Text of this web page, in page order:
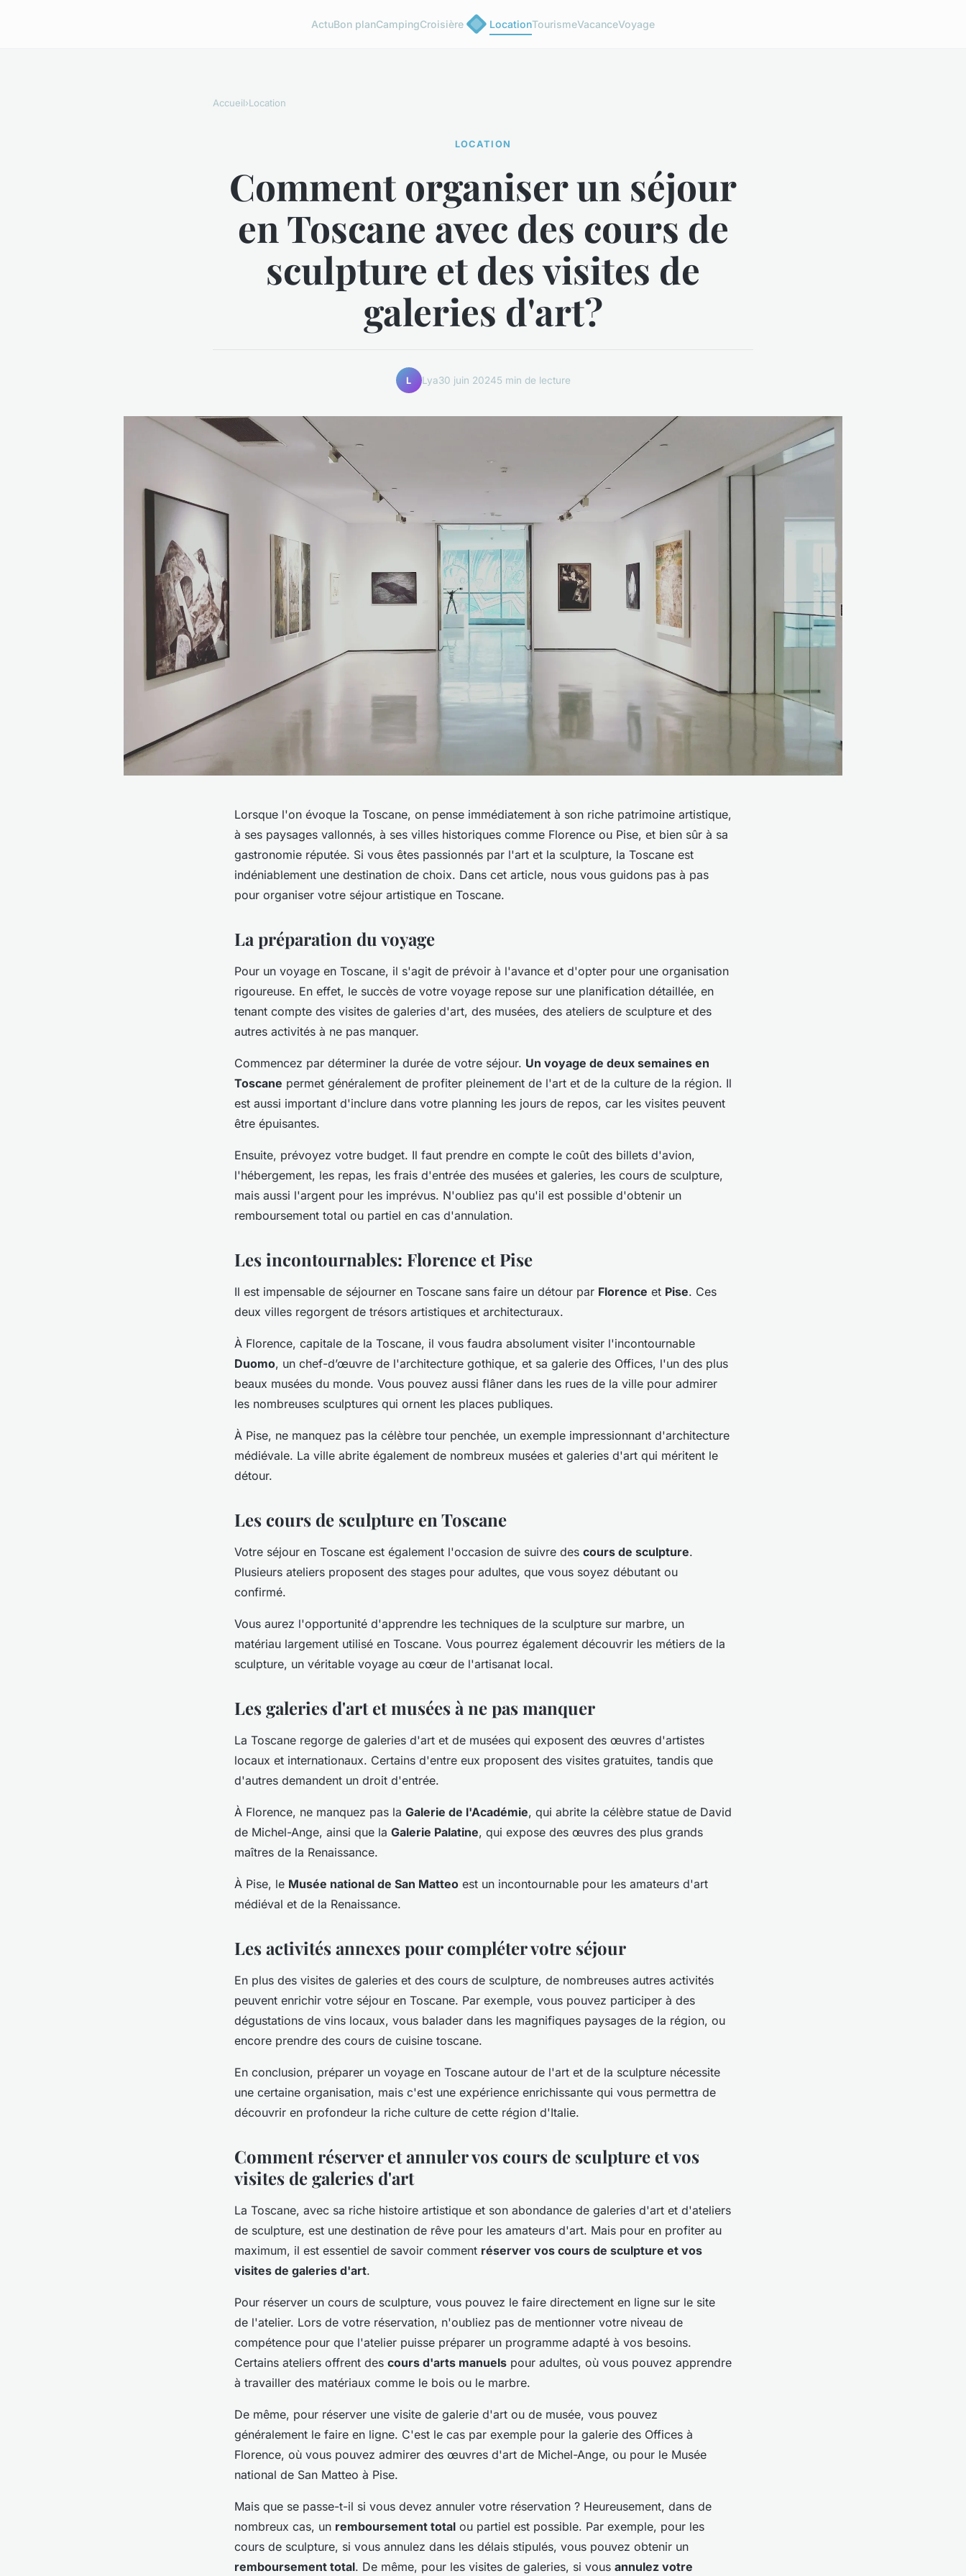
ActuBon planCampingCroisière LocationTourismeVacanceVoyage
Accueil›Location
LOCATION
Comment organiser un séjour
en Toscane avec des cours de
sculpture et des visites de
galeries d'art?
L Lya30 juin 20245 min de lecture
Lorsque l'on évoque la Toscane, on pense immédiatement à son riche patrimoine artistique,
à ses paysages vallonnés, à ses villes historiques comme Florence ou Pise, et bien sûr à sa
gastronomie réputée. Si vous êtes passionnés par l'art et la sculpture, la Toscane est
indéniablement une destination de choix. Dans cet article, nous vous guidons pas à pas
pour organiser votre séjour artistique en Toscane.
La préparation du voyage
Pour un voyage en Toscane, il s'agit de prévoir à l'avance et d'opter pour une organisation
rigoureuse. En effet, le succès de votre voyage repose sur une planification détaillée, en
tenant compte des visites de galeries d'art, des musées, des ateliers de sculpture et des
autres activités à ne pas manquer.
Commencez par déterminer la durée de votre séjour. Un voyage de deux semaines en
Toscane permet généralement de profiter pleinement de l'art et de la culture de la région. Il
est aussi important d'inclure dans votre planning les jours de repos, car les visites peuvent
être épuisantes.
Ensuite, prévoyez votre budget. Il faut prendre en compte le coût des billets d'avion,
l'hébergement, les repas, les frais d'entrée des musées et galeries, les cours de sculpture,
mais aussi l'argent pour les imprévus. N'oubliez pas qu'il est possible d'obtenir un
remboursement total ou partiel en cas d'annulation.
Les incontournables: Florence et Pise
Il est impensable de séjourner en Toscane sans faire un détour par Florence et Pise. Ces
deux villes regorgent de trésors artistiques et architecturaux.
À Florence, capitale de la Toscane, il vous faudra absolument visiter l'incontournable
Duomo, un chef-d’œuvre de l'architecture gothique, et sa galerie des Offices, l'un des plus
beaux musées du monde. Vous pouvez aussi flâner dans les rues de la ville pour admirer
les nombreuses sculptures qui ornent les places publiques.
À Pise, ne manquez pas la célèbre tour penchée, un exemple impressionnant d'architecture
médiévale. La ville abrite également de nombreux musées et galeries d'art qui méritent le
détour.
Les cours de sculpture en Toscane
Votre séjour en Toscane est également l'occasion de suivre des cours de sculpture.
Plusieurs ateliers proposent des stages pour adultes, que vous soyez débutant ou
confirmé.
Vous aurez l'opportunité d'apprendre les techniques de la sculpture sur marbre, un
matériau largement utilisé en Toscane. Vous pourrez également découvrir les métiers de la
sculpture, un véritable voyage au cœur de l'artisanat local.
Les galeries d'art et musées à ne pas manquer
La Toscane regorge de galeries d'art et de musées qui exposent des œuvres d'artistes
locaux et internationaux. Certains d'entre eux proposent des visites gratuites, tandis que
d'autres demandent un droit d'entrée.
À Florence, ne manquez pas la Galerie de l'Académie, qui abrite la célèbre statue de David
de Michel-Ange, ainsi que la Galerie Palatine, qui expose des œuvres des plus grands
maîtres de la Renaissance.
À Pise, le Musée national de San Matteo est un incontournable pour les amateurs d'art
médiéval et de la Renaissance.
Les activités annexes pour compléter votre séjour
En plus des visites de galeries et des cours de sculpture, de nombreuses autres activités
peuvent enrichir votre séjour en Toscane. Par exemple, vous pouvez participer à des
dégustations de vins locaux, vous balader dans les magnifiques paysages de la région, ou
encore prendre des cours de cuisine toscane.
En conclusion, préparer un voyage en Toscane autour de l'art et de la sculpture nécessite
une certaine organisation, mais c'est une expérience enrichissante qui vous permettra de
découvrir en profondeur la riche culture de cette région d'Italie.
Comment réserver et annuler vos cours de sculpture et vos
visites de galeries d'art
La Toscane, avec sa riche histoire artistique et son abondance de galeries d'art et d'ateliers
de sculpture, est une destination de rêve pour les amateurs d'art. Mais pour en profiter au
maximum, il est essentiel de savoir comment réserver vos cours de sculpture et vos
visites de galeries d'art.
Pour réserver un cours de sculpture, vous pouvez le faire directement en ligne sur le site
de l'atelier. Lors de votre réservation, n'oubliez pas de mentionner votre niveau de
compétence pour que l'atelier puisse préparer un programme adapté à vos besoins.
Certains ateliers offrent des cours d'arts manuels pour adultes, où vous pouvez apprendre
à travailler des matériaux comme le bois ou le marbre.
De même, pour réserver une visite de galerie d'art ou de musée, vous pouvez
généralement le faire en ligne. C'est le cas par exemple pour la galerie des Offices à
Florence, où vous pouvez admirer des œuvres d'art de Michel-Ange, ou pour le Musée
national de San Matteo à Pise.
Mais que se passe-t-il si vous devez annuler votre réservation ? Heureusement, dans de
nombreux cas, un remboursement total ou partiel est possible. Par exemple, pour les
cours de sculpture, si vous annulez dans les délais stipulés, vous pouvez obtenir un
remboursement total. De même, pour les visites de galeries, si vous annulez votre